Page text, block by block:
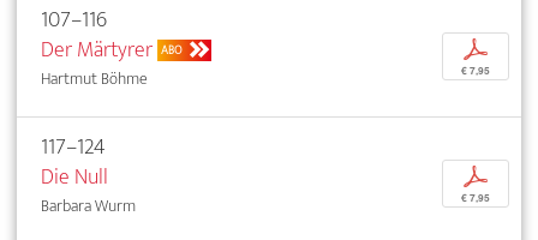
107–116
Der Märtyrer ABO
Hartmut Böhme
p
€ 7,95
117–124
Die Null
Barbara Wurm
p
€ 7,95